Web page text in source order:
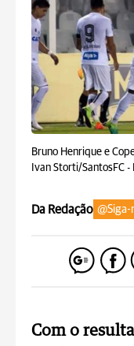
Bruno Henrique e
Ivan Storti/SantosFC -
Da Redação @Siga-
Com o